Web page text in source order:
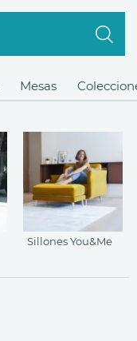
Sillones You&Me
Mesas